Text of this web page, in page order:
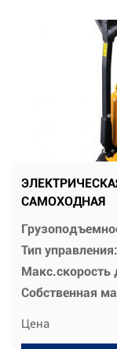
САМОХОДНАЯ
Тип управления:
Собственная
Цена